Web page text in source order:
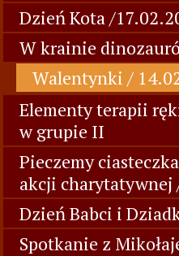
Dzień Kota /
W krainie
Walentynki /
Elementy terapii
w grupie II
Pieczemy
akcji
Dzień Babci i
Spotkanie z